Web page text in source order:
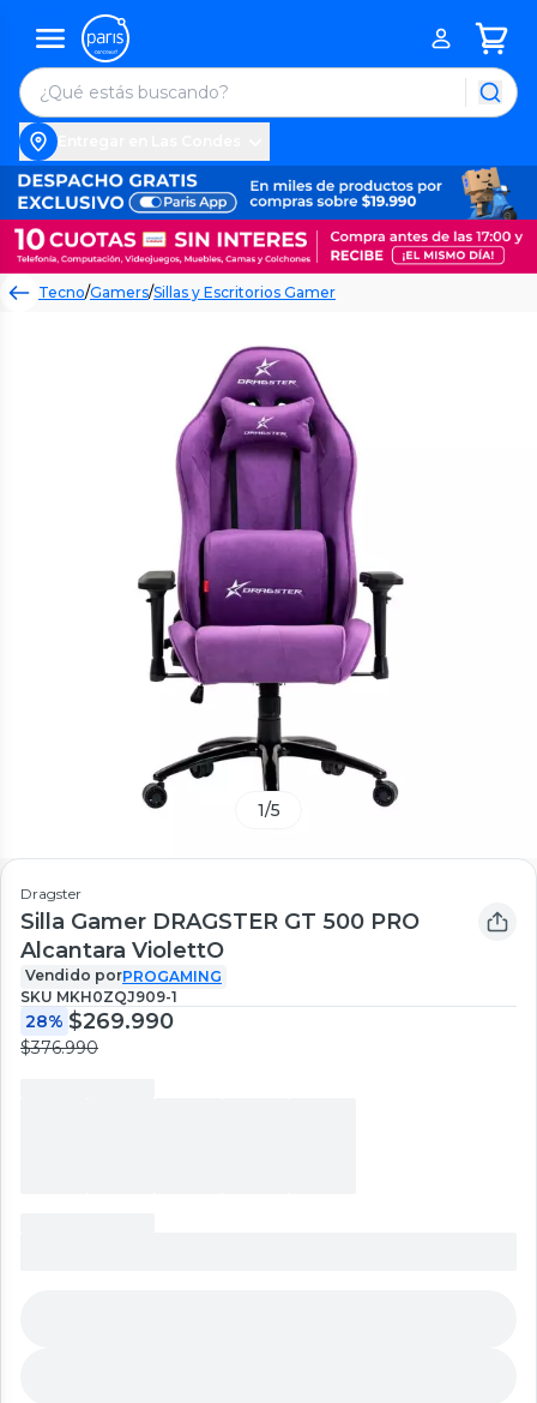
Tecno/Gamers/Sillas y Escritorios Gamer
1/5
Dragster
Silla Gamer DRAGSTER GT 500 PRO
Alcantara ViolettO
Vendido porPROGAMING
SKU MKH0ZQJ909-1
28% $269.990
$376.990